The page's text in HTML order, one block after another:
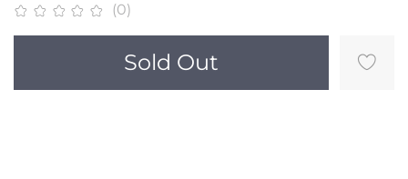
(0)
Sold Out